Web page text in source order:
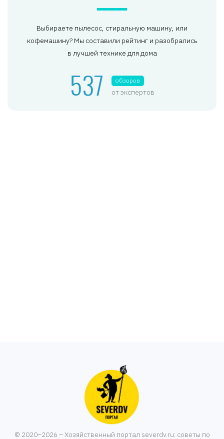
Выбираете пылесос, стиральную машину, или
кофемашину? Мы составили рейтинг и разобрались
в лучшей технике для дома
537 обзоров
от экспертов
© 2020–2026 – Хозяйственный портал severdv.ru: советы по